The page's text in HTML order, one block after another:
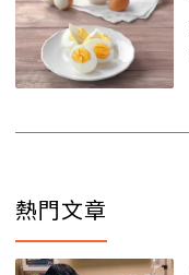
熱門文章